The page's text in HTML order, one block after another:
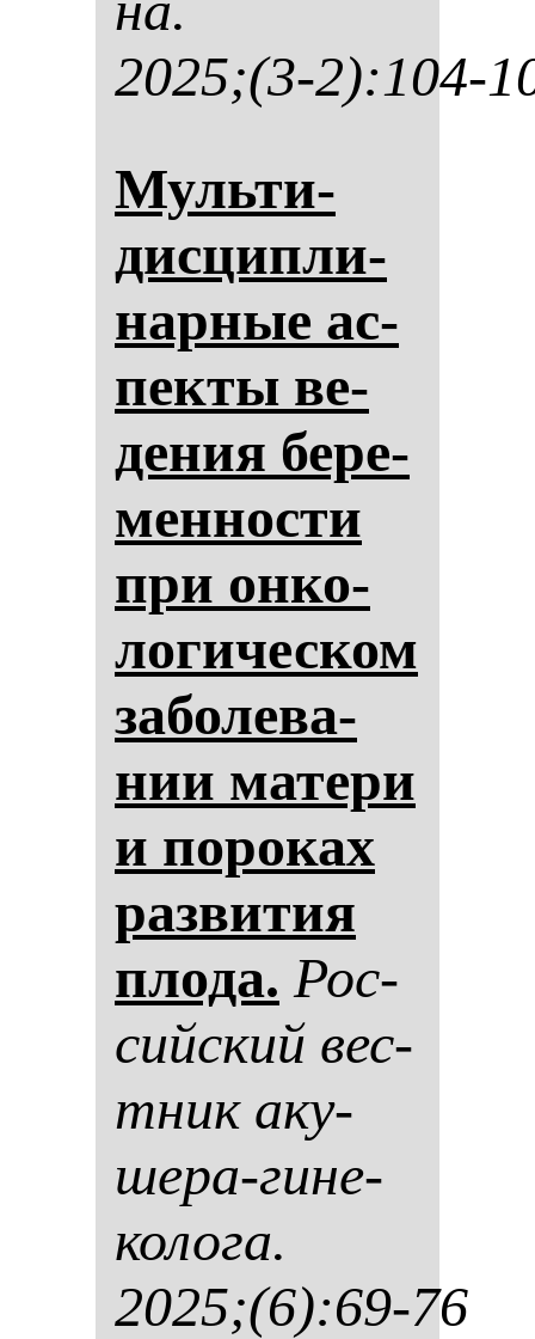
2025;(3-2):104-
Муль­ти­
дис­цип­ли­
нар­ные ас­
пек­ты ве­
де­ния бе­ре­
мен­нос­ти
при он­ко­
ло­ги­чес­ком
за­бо­ле­ва­
нии ма­те­ри
и по­ро­ках
раз­ви­тия
пло­да. Рос­
сий­ский вес­
тник аку­
ше­ра-ги­не­
ко­ло­га.
2025;(6):69-76